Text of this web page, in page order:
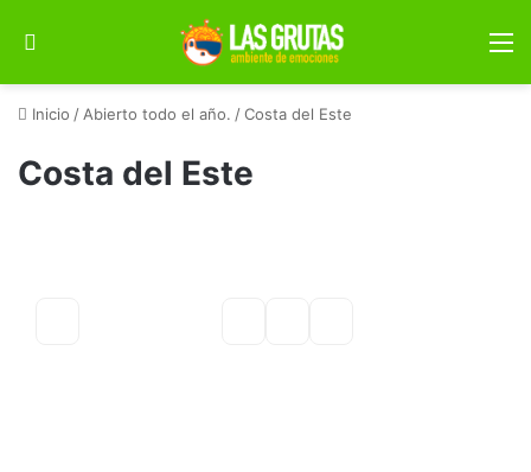
Inicio / Abierto todo el año. /Costa del Este
Costa del Este